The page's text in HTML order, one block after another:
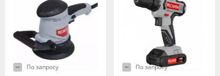
По запросу
По запросу